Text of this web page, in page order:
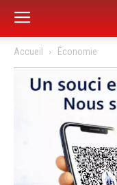
Accueil Économie